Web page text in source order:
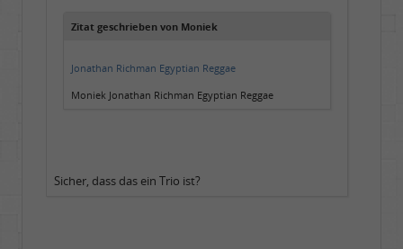
Zitat geschrieben von Moniek
Jonathan Richman Egyptian Reggae
Moniek Jonathan Richman Egyptian Reggae
Sicher, dass das ein Trio ist?